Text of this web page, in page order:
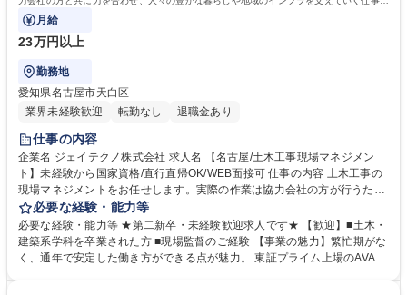
なります。※変更の範囲：なし
月給
23万円以上
勤務地
愛知県名古屋市天白区
業界未経験歓迎
転勤なし 退職金あり
仕事の内容
企業名 ジェイテクノ株式会社 求人名 【名古屋/土木工事現場マネジメン
ト】未経験から国家資格/直行直帰OK/WEB面接可 仕事の内容 土木工事の
現場マネジメントをお任せします。実際の作業は協力会社の方が行うた
め、協力会社の方と共に力を合わせ、人々の豊かな暮らしや地域のインフ
ラを支えていく仕事になります。※変更の範囲：なし 【具体的な仕事内
容】工事のスケジュール管理や近隣住民の方への事前のお知らせ、安全・
品質の管理など、現場の管理・進行を監督することが主な仕事です。 【工
必要な経験・能力等
必要な経験・能力等 ★第二新卒・未経験歓迎求人です★ 【歓迎】■土木・
建築系学科を卒業された方 ■現場監督のご経験 【事業の魅力】繁忙期がな
く、通年で安定した働き方ができる点が魅力。 東証プライム上場のAVAN